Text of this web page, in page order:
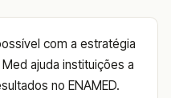
com a estratégia
ajuda instituições a
no ENAMED.